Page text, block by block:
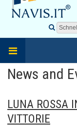
News and
LUNA ROSSA
VITTORIE